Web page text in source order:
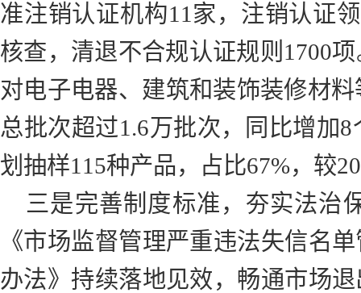
准注销认证机构11家，注销认证
核查，清退不合规认证规则1700
对电子电器、建筑和装饰装修材
总批次超过1.6万批次，同比增加
划抽样115种产品，占比67%，较
三是完善制度标准，夯实法治
《市场监督管理严重违法失信名
办法》持续落地见效，畅通市场